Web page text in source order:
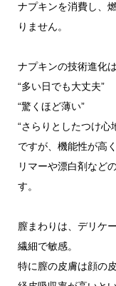
ナプキンを消費し、
りません。
ナプキンの技術進化
“多い日でも大丈夫”
“驚くほど薄い”
“さらりとしたつけ心
ですが、機能性が高
リマーや漂白剤など
す。
膣まわりは、デリケ
繊細で敏感。
特に膣の皮膚は顔の